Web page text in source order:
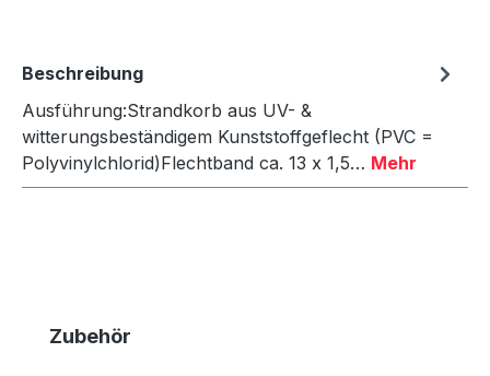
Beschreibung
Ausführung:Strandkorb aus UV- &
witterungsbeständigem Kunststoffgeflecht (PVC =
Polyvinylchlorid)Flechtband ca. 13 x 1,5… Mehr
Produktgalerie überspringen
Zubehör